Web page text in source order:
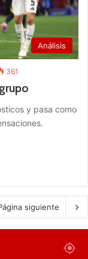
Análisis
361
y pasa como
siguiente